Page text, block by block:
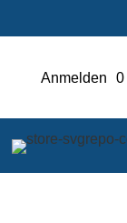
Anmelden 0